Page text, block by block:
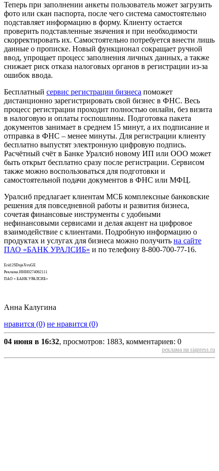
Теперь при заполнении анкеты пользователь может загрузить
фото или скан паспорта, после чего система самостоятельно
подставляет информацию в форму. Клиенту остается
проверить подставленные значения и при необходимости
скорректировать их. Самостоятельно потребуется внести лишь
данные о прописке. Новый функционал сокращает ручной
ввод, упрощает процесс заполнения личных данных, а также
снижает риск отказа налоговых органов в регистрации из-за
ошибок ввода.
Бесплатный сервис регистрации бизнеса поможет
дистанционно зарегистрировать свой бизнес в ФНС. Весь
процесс регистрации проходит полностью онлайн, без визита
в налоговую и оплаты госпошлины. Подготовка пакета
документов занимает в среднем 15 минут, а их подписание и
отправка в ФНС – менее минуты. Для регистрации клиенту
бесплатно выпустят электронную цифровую подпись.
Расчётный счёт в Банке Уралсиб новому ИП или ООО может
быть открыт бесплатно сразу после регистрации. Сервисом
также можно воспользоваться для подготовки и
самостоятельной подачи документов в ФНС или МФЦ.
Уралсиб предлагает клиентам МСБ комплексные банковские
решения для повседневной работы и развития бизнеса,
сочетая финансовые инструменты с удобными
нефинансовыми сервисами и делая акцент на цифровое
взаимодействие с клиентами. Подробную информацию о
продуктах и услугах для бизнеса можно получить на сайте
ПАО «БАНК УРАЛСИБ» и по телефону 8-800-700-77-16.
Erid:2SDnjeXvuGE
Реклама.ИНН0274062111
ПАО « БАНК УРАЛСИБ»
Анна Калугина
нравится (0) не нравится (0)
04 июня в 16:32, просмотров: 1883, комментариев: 0
реклама на siapress.ru